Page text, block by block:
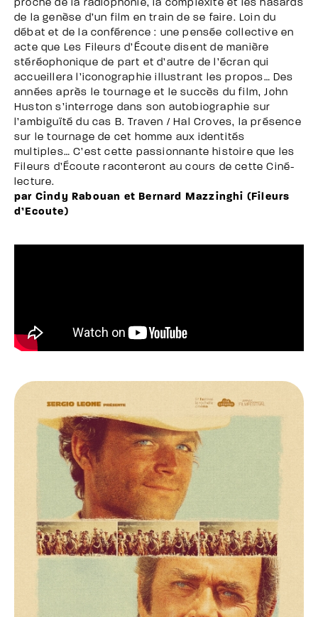
proche de la radiophonie, la complexité et les hasards
de la genèse d’un film en train de se faire. Loin du
débat et de la conférence : une pensée collective en
acte que Les Fileurs d’Écoute disent de manière
stéréophonique de part et d’autre de l’écran qui
accueillera l’iconographie illustrant les propos… Des
années après le tournage et le succès du film, John
Huston s’interroge dans son autobiographie sur
l’ambiguïté du cas B. Traven / Hal Croves, la présence
sur le tournage de cet homme aux identités
multiples… C’est cette passionnante histoire que les
Fileurs d’Écoute raconteront au cours de cette Ciné-
lecture.
par Cindy Rabouan et Bernard Mazzinghi (Fileurs
d’Ecoute)